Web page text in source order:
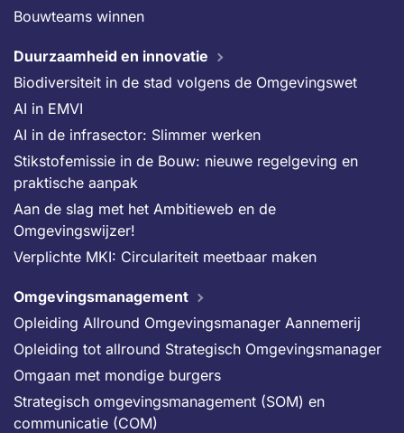
Bouwteams winnen
Duurzaamheid en innovatie
Biodiversiteit in de stad volgens de Omgevingswet
AI in EMVI
AI in de infrasector: Slimmer werken
Stikstofemissie in de Bouw: nieuwe regelgeving en
praktische aanpak
Aan de slag met het Ambitieweb en de
Omgevingswijzer!
Verplichte MKI: Circulariteit meetbaar maken
Omgevingsmanagement
Opleiding Allround Omgevingsmanager Aannemerij
Opleiding tot allround Strategisch Omgevingsmanager
Omgaan met mondige burgers
Strategisch omgevingsmanagement (SOM) en
communicatie (COM)